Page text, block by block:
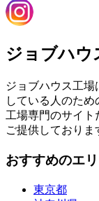
ジョブハウ
ジョブハウス工
している人のため
工場専門のサイト
ご提供しておりま
おすすめのエ
東京都